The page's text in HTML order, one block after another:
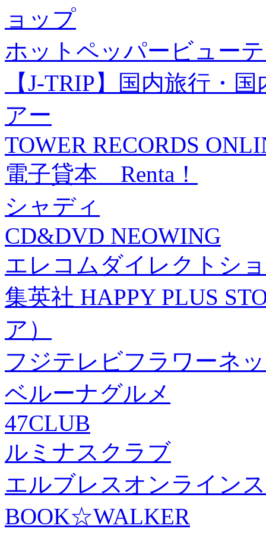
ョップ
ホットペッパービュー
【J-TRIP】国内旅行・
アー
TOWER RECORDS
電子貸本 Renta！
シャディ
CD&DVD NEOWING
エレコムダイレクトシ
集英社 HAPPY PLUS
ア）
フジテレビフラワーネ
ベルーナグルメ
47CLUB
ルミナスクラブ
エルブレスオンライン
BOOK☆WALKER